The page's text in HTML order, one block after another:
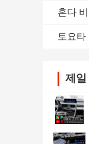
혼다
토요타
제일